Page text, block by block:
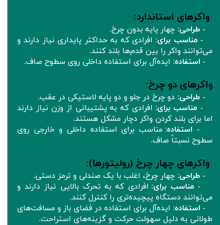
واکرهای استاندارد:
- طراحی: چهار پایه بدون چرخ.
- مناسب برای: افرادی که به حداکثر پایداری نیاز دارند و
می‌توانند واکر را بین قدم‌ها بلند کنند.
- استفاده: ایده‌آل برای استفاده داخلی روی سطوح صاف.
واکرهای دو چرخ:
- طراحی: دو چرخ در جلو و دو پایه لاستیکی در عقب.
- مناسب برای: افرادی که به پشتیبانی از وزن نیاز دارند
اما برای بلند کردن واکر دچار مشکل هستند.
- استفاده: مناسب برای استفاده داخلی و خارجی روی
سطوح نسبتاً صاف.
واکرهای چهار چرخ (رولیتورها):
- طراحی: چهار چرخ، اغلب با یک صندلی و ترمز دستی.
- مناسب برای: افرادی که به تحرک بالایی نیاز دارند و
می‌توانند دستگاه پیچیده‌تری را کنترل کنند.
- استفاده: ایده‌آل برای استفاده در فضای باز و مسافت‌های
طولانی به دلیل سهولت حرکت و گزینه‌های استراحت.